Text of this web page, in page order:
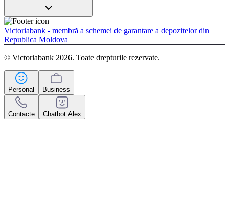
Victoriabank - membră a schemei de garantare a depozitelor din
Republica Moldova
© Victoriabank 2026. Toate drepturile rezervate.
Personal Business
Contacte Chatbot Alex